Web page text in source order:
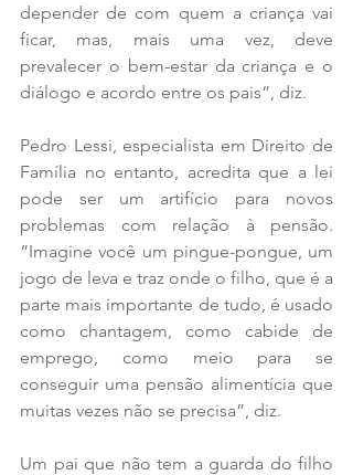
depender de com quem a criança vai
ficar, mas, mais uma vez, deve
prevalecer o bem-estar da criança e o
diálogo e acordo entre os pais”, diz.
Pedro Lessi, especialista em Direito de
Família no entanto, acredita que a lei
pode ser um artifício para novos
problemas com relação à pensão.
“Imagine você um pingue-pongue, um
jogo de leva e traz onde o filho, que é a
parte mais importante de tudo, é usado
como chantagem, como cabide de
emprego, como meio para se
conseguir uma pensão alimentícia que
muitas vezes não se precisa”, diz.
Um pai que não tem a guarda do filho